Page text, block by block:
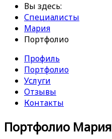
Вы здесь:
Специалисты
Мария
Портфолио
Профиль
Портфолио
Услуги
Отзывы
Контакты
Портфолио Мария